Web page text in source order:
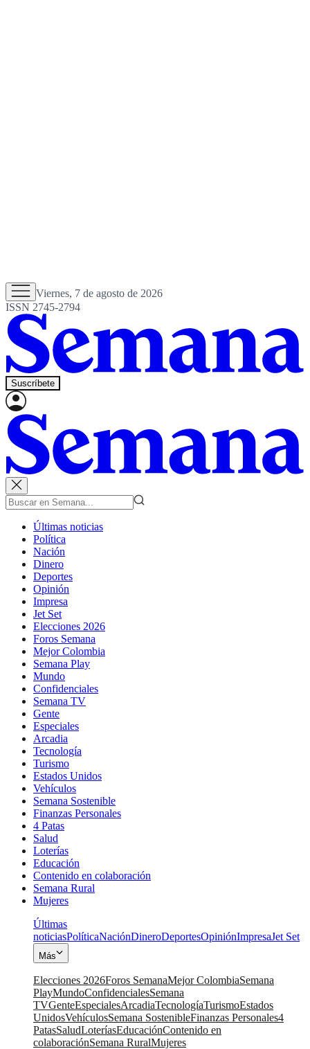
Viernes, 7 de agosto de 2026
ISSN 2745-2794
Suscríbete
Últimas noticias
Política
Nación
Dinero
Deportes
Opinión
Impresa
Jet Set
Elecciones 2026
Foros Semana
Mejor Colombia
Semana Play
Mundo
Confidenciales
Semana TV
Gente
Especiales
Arcadia
Tecnología
Turismo
Estados Unidos
Vehículos
Semana Sostenible
Finanzas Personales
4 Patas
Salud
Loterías
Educación
Contenido en colaboración
Semana Rural
Mujeres
Últimas
noticiasPolíticaNaciónDineroDeportesOpiniónImpresaJet Set
Más
Elecciones 2026Foros SemanaMejor ColombiaSemana
PlayMundoConfidencialesSemana
TVGenteEspecialesArcadiaTecnologíaTurismoEstados
UnidosVehículosSemana SostenibleFinanzas Personales4
PatasSaludLoteríasEducaciónContenido en
colaboraciónSemana RuralMujeres